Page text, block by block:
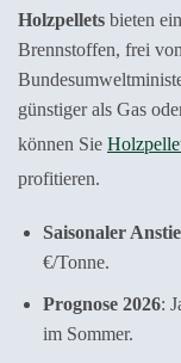
Holzpellets bieten
Brennstoffen, frei
günstiger als Gas
können Sie
profitieren.
Saisonaler
€/Tonne.
Prognose 2026:
im Sommer.